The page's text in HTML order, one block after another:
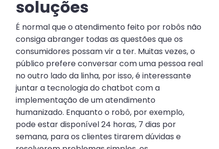
soluções
É normal que o atendimento feito por robôs não
consiga abranger todas as questões que os
consumidores possam vir a ter. Muitas vezes, o
público prefere conversar com uma pessoa real
no outro lado da linha, por isso, é interessante
juntar a tecnologia do chatbot com a
implementação de um atendimento
humanizado. Enquanto o robô, por exemplo,
pode estar disponível 24 horas, 7 dias por
semana, para os clientes tirarem dúvidas e